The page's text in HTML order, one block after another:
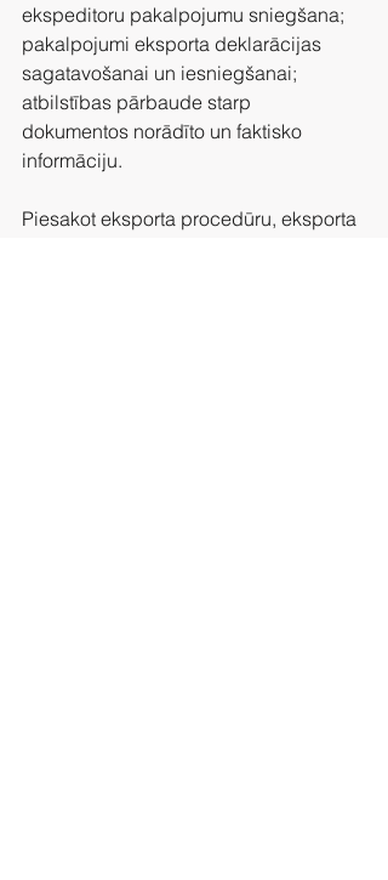
ekspeditoru pakalpojumu sniegšana;
pakalpojumi eksporta deklarācijas
sagatavošanai un iesniegšanai;
atbilstības pārbaude starp
dokumentos norādīto un faktisko
informāciju.
Piesakot eksporta procedūru, eksporta